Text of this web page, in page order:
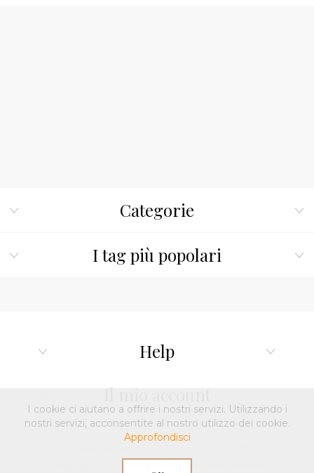
Categorie
I tag più popolari
Help
Il mio account
I cookie ci aiutano a offrire i nostri servizi. Utilizzando i
nostri servizi, acconsentite al nostro utilizzo dei cookie.
Approfondisci